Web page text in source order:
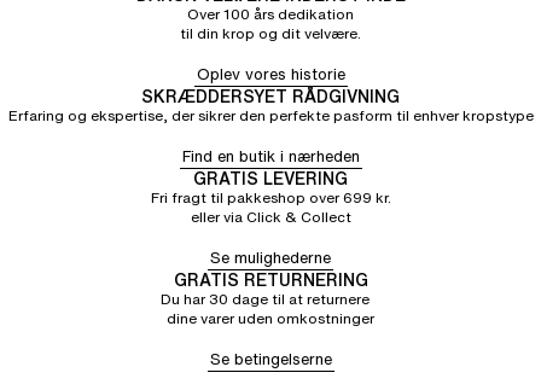
Over 100 års dedikation
til din krop og dit velvære.
Oplev vores historie
SKRÆDDERSYET RÅDGIVNING
Erfaring og ekspertise, der sikrer den perfekte pasform til enhver kropstype
Find en butik i nærheden
GRATIS LEVERING
Fri fragt til pakkeshop over 699 kr.
eller via Click & Collect
Se mulighederne
GRATIS RETURNERING
Du har 30 dage til at returnere
dine varer uden omkostninger
Se betingelserne